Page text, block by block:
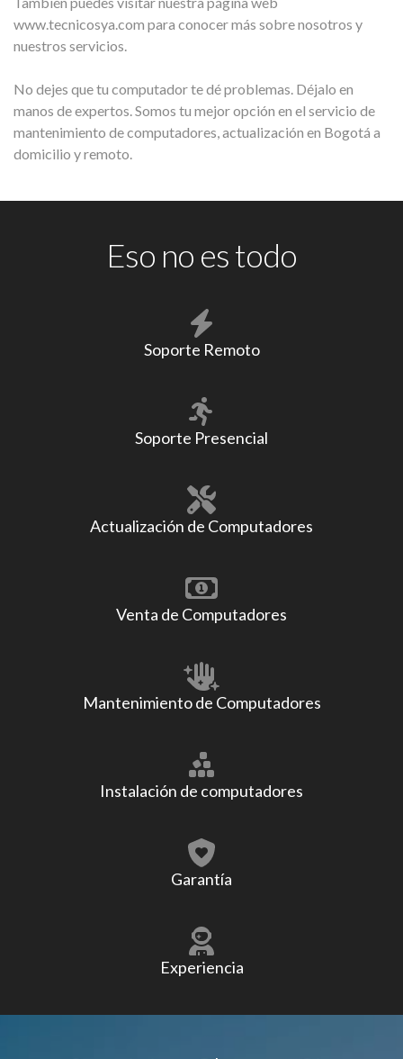
www.tecnicosya.com para conocer más sobre nosotros y
nuestros servicios.
No dejes que tu computador te dé problemas. Déjalo en
manos de expertos. Somos tu mejor opción en el servicio de
mantenimiento de computadores, actualización en Bogotá a
domicilio y remoto.
Eso no es todo
Soporte Remoto
Soporte Presencial
Actualización de Computadores
Venta de Computadores
Mantenimiento de Computadores
Instalación de computadores
Garantía
Experiencia